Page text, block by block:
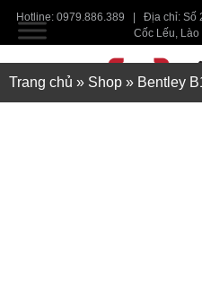
Hotline: 0979.886.389 | Địa chỉ: Số
Cốc Lếu, Lào
Trang chủ » Shop » Bentley